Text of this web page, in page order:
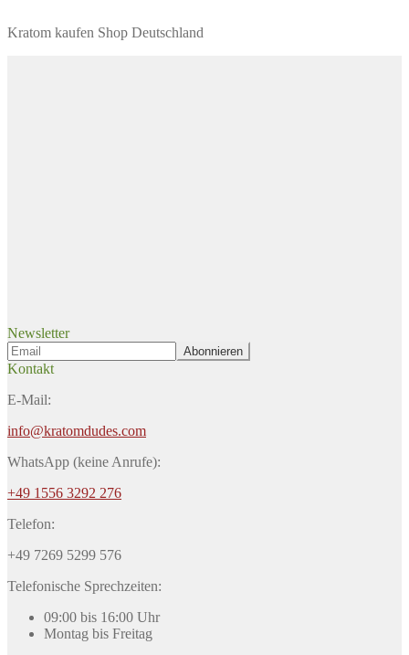
Kratom kaufen Shop Deutschland
Newsletter
Kontakt
E-Mail:
info@kratomdudes.com
WhatsApp (keine Anrufe):
+49 1556 3292 276
Telefon:
+49 7269 5299 576
Telefonische Sprechzeiten:
09:00 bis 16:00 Uhr
Montag bis Freitag